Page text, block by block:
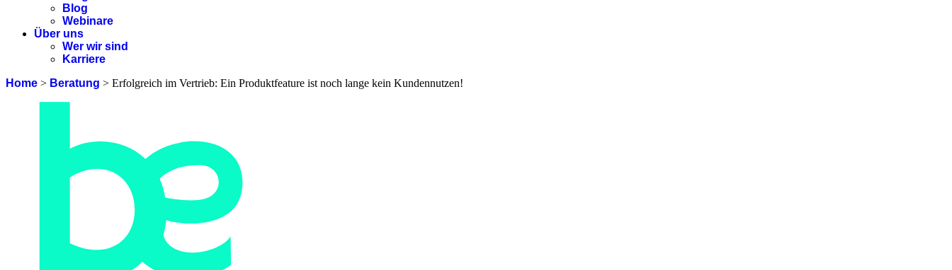
Blog
Webinare
Über uns
Wer wir sind
Karriere
Home > Beratung > Erfolgreich im Vertrieb: Ein Produktfeature ist noch lange kein Kundennutzen!